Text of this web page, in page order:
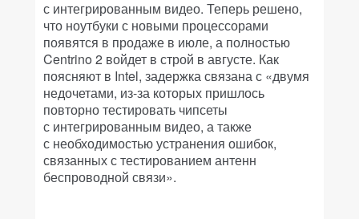
с интегрированным видео. Теперь решено,
что ноутбуки с новыми процессорами
появятся в продаже в июле, а полностью
Centrino 2 войдет в строй в августе. Как
поясняют в Intel, задержка связана с «двумя
недочетами, из-за которых пришлось
повторно тестировать чипсеты
с интегрированным видео, а также
с необходимостью устранения ошибок,
связанных с тестированием антенн
беспроводной связи».